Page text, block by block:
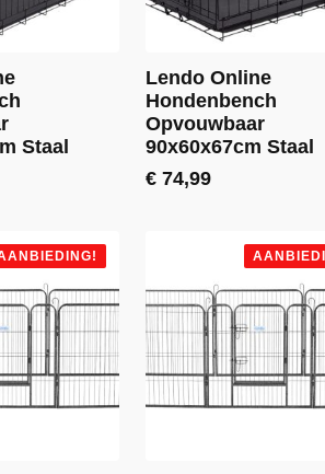
Staal
Lendo Online
Hondenbench
Opvouwbaar
90x60x67cm Staal
€ 74,99